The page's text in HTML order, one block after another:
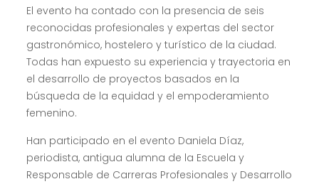
El evento ha contado con la presencia de seis
reconocidas profesionales y expertas del sector
gastronómico, hostelero y turístico de la ciudad.
Todas han expuesto su experiencia y trayectoria en
el desarrollo de proyectos basados en la
búsqueda de la equidad y el empoderamiento
femenino.
Han participado en el evento Daniela Díaz,
periodista, antigua alumna de la Escuela y
Responsable de Carreras Profesionales y Desarrollo